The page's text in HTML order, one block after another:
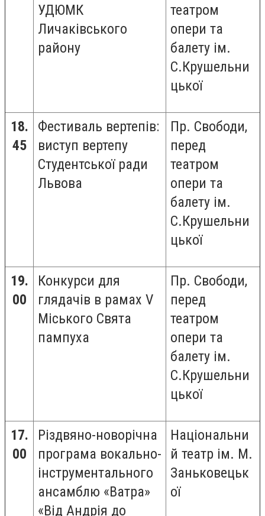
УДЮМК
Личаківського
району
театром
опери та
балету ім.
С.Крушельни
цької
18.
45
Фестиваль вертепів:
виступ вертепу
Студентської ради
Львова
Пр. Свободи,
перед
театром
опери та
балету ім.
С.Крушельни
цької
19.
00
Конкурси для
глядачів в рамах V
Міського Свята
пампуха
Пр. Свободи,
перед
театром
опери та
балету ім.
С.Крушельни
цької
17.
00
Різдвяно-новорічна
програма вокально-
інструментального
ансамблю «Ватра»
«Від Андрія до
Національни
й театр ім. М.
Заньковецьк
ої